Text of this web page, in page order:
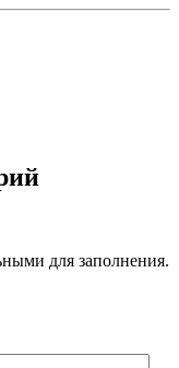
для заполнения.